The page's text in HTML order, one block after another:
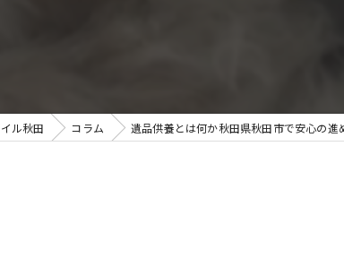
ル秋田 コラム 遺品供養とは何か秋田県秋田市で安心の進